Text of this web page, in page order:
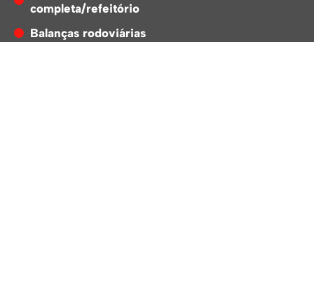
completa/refeitório
Balanças rodoviárias